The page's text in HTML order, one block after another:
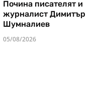
Почина писателят и
журналист Димитър
Шумналиев
05/08/2026